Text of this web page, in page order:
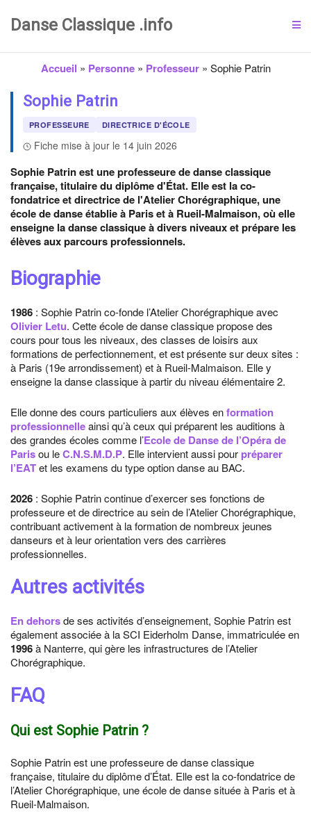
Danse Classique .info
Accueil » Personne» Professeur» Sophie Patrin
Sophie Patrin
PROFESSEURE DIRECTRICE D'ÉCOLE
Fiche mise à jour le 14 juin 2026
Sophie Patrin est une professeure de danse classique
française, titulaire du diplôme d'État. Elle est la co-
fondatrice et directrice de l'Atelier Chorégraphique, une
école de danse établie à Paris et à Rueil-Malmaison, où elle
enseigne la danse classique à divers niveaux et prépare les
élèves aux parcours professionnels.
Biographie
1986 : Sophie Patrin co-fonde l’Atelier Chorégraphique avec
Olivier Letu. Cette école de danse classique propose des
cours pour tous les niveaux, des classes de loisirs aux
formations de perfectionnement, et est présente sur deux sites :
à Paris (19e arrondissement) et à Rueil-Malmaison. Elle y
enseigne la danse classique à partir du niveau élémentaire 2.
Elle donne des cours particuliers aux élèves enformation
professionnelleainsi qu’à ceux qui préparent les auditions à
des grandes écoles comme l’Ecole de Danse de l’Opéra de
Parisou leC.N.S.M.D.P. Elle intervient aussi pour préparer
l’EATet les examens du type option danse au BAC.
2026 : Sophie Patrin continue d’exercer ses fonctions de
professeure et de directrice au sein de l’Atelier Chorégraphique,
contribuant activement à la formation de nombreux jeunes
danseurs et à leur orientation vers des carrières
professionnelles.
Autres activités
En dehorsde ses activités d’enseignement, Sophie Patrin est
également associée à la SCI Eiderholm Danse, immatriculée en
1996à Nanterre, qui gère les infrastructures de l’Atelier
Chorégraphique.
FAQ
Qui est Sophie Patrin ?
Sophie Patrin est une professeure de danse classique
française, titulaire du diplôme d’État. Elle est la co-fondatrice de
l’Atelier Chorégraphique, une école de danse située à Paris et à
Rueil-Malmaison.